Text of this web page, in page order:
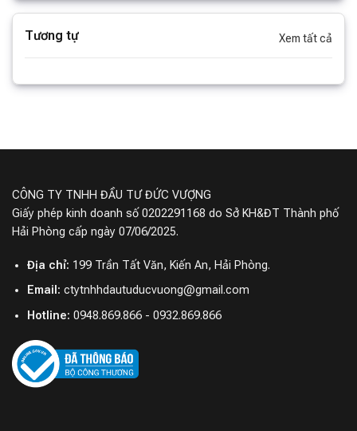
Tương tự Xem tất cả
CÔNG TY TNHH ĐẦU TƯ ĐỨC VƯỢNG
Giấy phép kinh doanh số 0202291168 do Sở KH&ĐT Thành phố
Hải Phòng cấp ngày 07/06/2025.
Địa chỉ: 199 Trần Tất Văn, Kiến An, Hải Phòng.
Email: ctytnhhdautuducvuong@gmail.com
Hotline: 0948.869.866 - 0932.869.866